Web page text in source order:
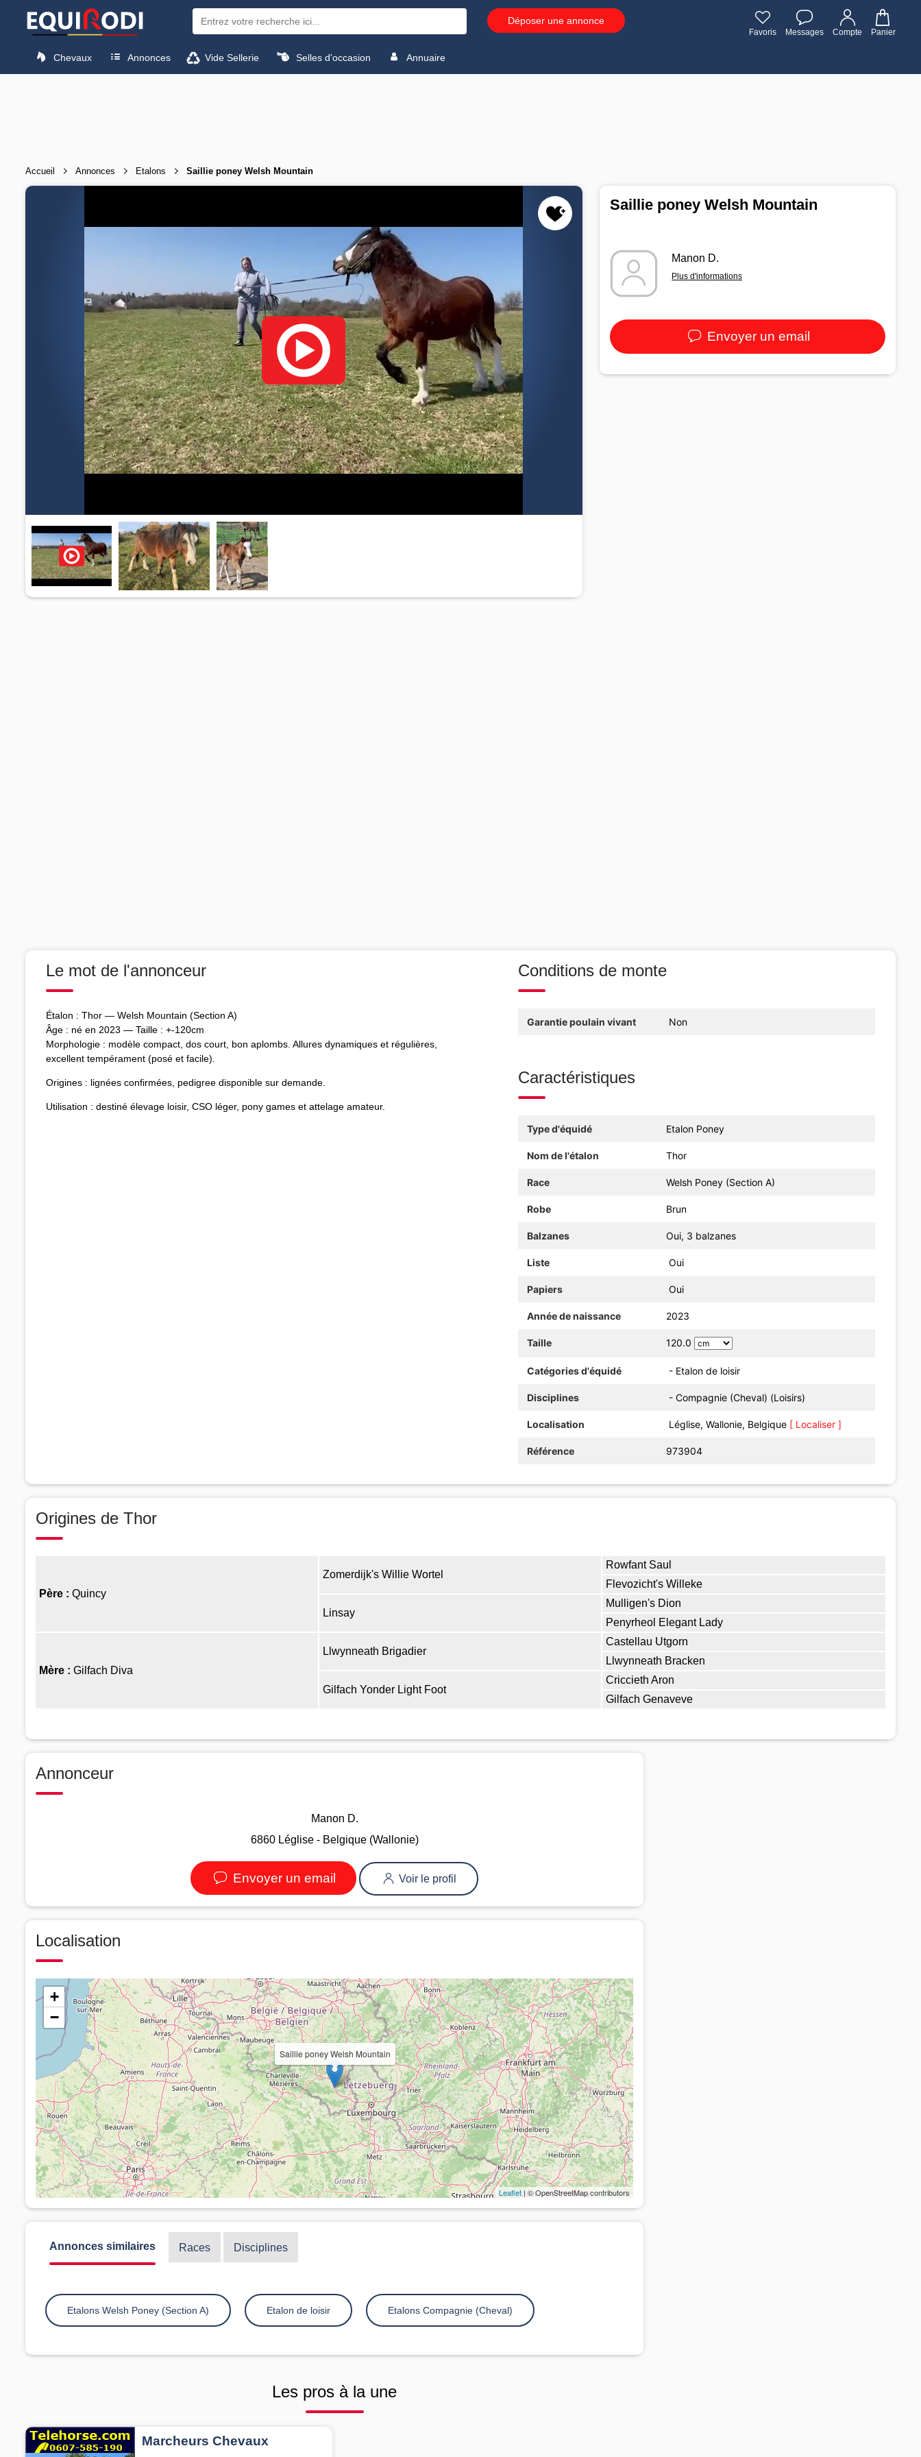
Déposer une annonce
Favoris Messages Compte Panier
Chevaux Annonces Vide Sellerie Selles d'occasion Annuaire
Accueil Annonces Etalons Saillie poney Welsh Mountain
Saillie poney Welsh Mountain
Manon D.
Plus d'informations
Envoyer un email
Le mot de l'annonceur
Étalon : Thor — Welsh Mountain (Section A)
Âge : né en 2023 — Taille : +-120cm
Morphologie : modèle compact, dos court, bon aplombs. Allures dynamiques et régulières,
excellent tempérament (posé et facile).
Origines : lignées confirmées, pedigree disponible sur demande.
Utilisation : destiné élevage loisir, CSO léger, pony games et attelage amateur.
Conditions de monte
Garantie poulain vivant Non
Caractéristiques
Type d'équidé Etalon Poney
Nom de l'étalon Thor
Race Welsh Poney (Section A)
Robe Brun
Balzanes Oui, 3 balzanes
Liste Oui
Papiers Oui
Année de naissance 2023
Taille 120.0
Catégories d'équidé - Etalon de loisir
Disciplines - Compagnie (Cheval) (Loisirs)
Localisation Léglise, Wallonie, Belgique [ Localiser ]
Référence 973904
Origines de Thor
Père : Quincy
Zomerdijk's Willie Wortel
Rowfant Saul
Flevozicht's Willeke
Linsay
Mulligen's Dion
Penyrheol Elegant Lady
Mère : Gilfach Diva
Llwynneath Brigadier
Castellau Utgorn
Llwynneath Bracken
Gilfach Yonder Light Foot
Criccieth Aron
Gilfach Genaveve
Annonceur
Manon D.
6860 Léglise - Belgique (Wallonie)
Envoyer un email Voir le profil
Localisation
Saillie poney Welsh Mountain
+
−
Leaflet| © OpenStreetMap contributors
Annonces similaires Races Disciplines
Etalons Welsh Poney (Section A) Etalon de loisir Etalons Compagnie (Cheval)
Les pros à la une
Marcheurs Chevaux